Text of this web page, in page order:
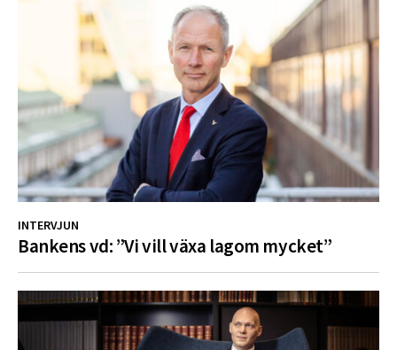
INTERVJUN
Bankens vd: ”Vi vill växa lagom mycket”